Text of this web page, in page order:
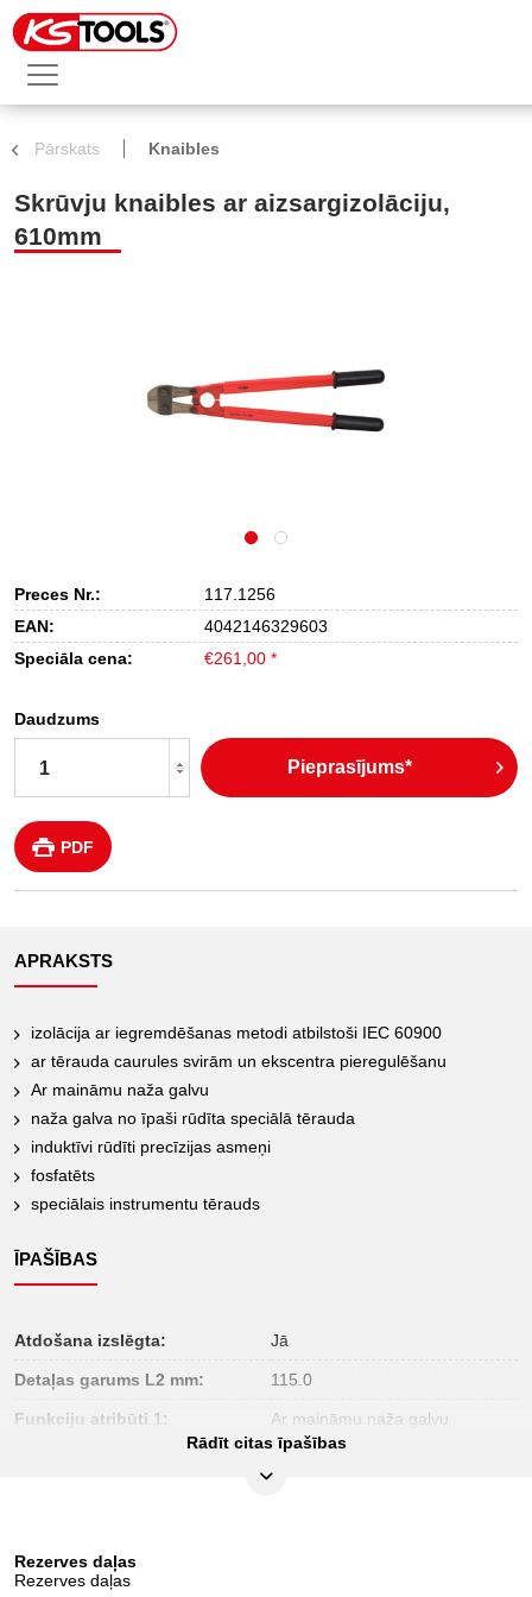
Pārskats Knaibles
Skrūvju knaibles ar aizsargizolāciju,
610mm
Preces Nr.:
117.1256
EAN:
4042146329603
Speciāla cena:
€261,00 *
Daudzums
Pieprasījums*
PDF
APRAKSTS
izolācija ar iegremdēšanas metodi atbilstoši IEC 60900
ar tērauda caurules svirām un ekscentra pieregulēšanu
Ar maināmu naža galvu
naža galva no īpaši rūdīta speciālā tērauda
induktīvi rūdīti precīzijas asmeņi
fosfatēts
speciālais instrumentu tērauds
ĪPAŠĪBAS
Atdošana izslēgta: Jā
Detaļas garums L2 mm: 115.0
Funkciju atribūti 1: Ar maināmu naža galvu
Iesaiņojuma platums, mm:
Rādīt citas īpašības
Rezerves daļas
Rezerves daļas